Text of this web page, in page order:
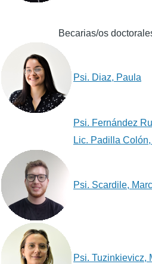
Becarias/os
Psi. Diaz, Paula
Psi. Fernández
Lic. Padilla
Psi. Scardile,
Psi. Tuzinkievicz,